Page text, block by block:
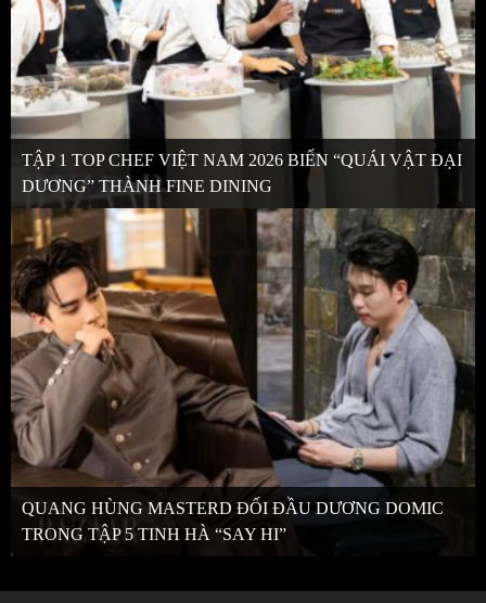
TẬP 1 TOP CHEF VIỆT NAM 2026 BIẾN “QUÁI VẬT ĐẠI
DƯƠNG” THÀNH FINE DINING
QUANG HÙNG MASTERD ĐỐI ĐẦU DƯƠNG DOMIC
TRONG TẬP 5 TINH HÀ “SAY HI”